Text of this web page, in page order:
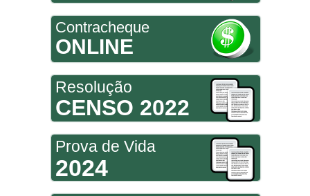
Contracheque
ONLINE
Resolução
CENSO 2022
Prova de Vida
2024